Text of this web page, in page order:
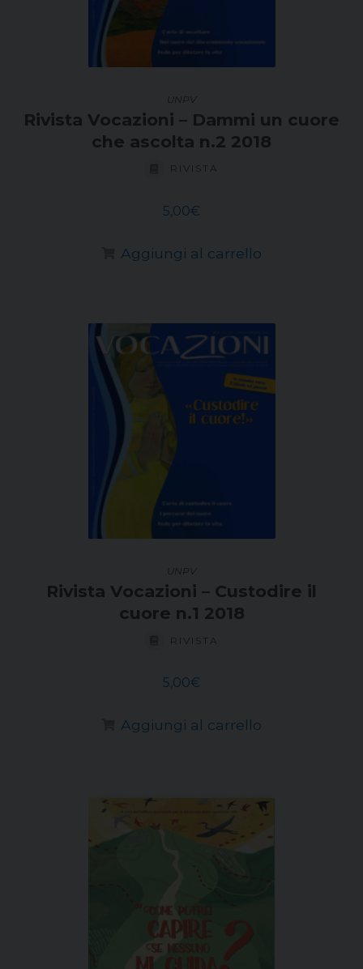
UNPV
Rivista Vocazioni – Dammi un cuore
che ascolta n.2 2018
RIVISTA
5,00€
Aggiungi al carrello
UNPV
Rivista Vocazioni – Custodire il
cuore n.1 2018
RIVISTA
5,00€
Aggiungi al carrello